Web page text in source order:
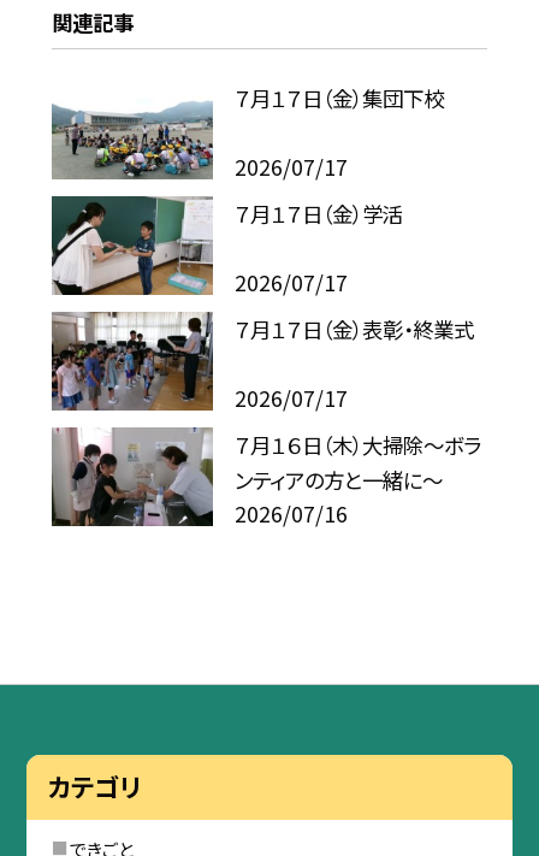
関連記事
７月１７日（金）集団下校
2026/07/17
７月１７日（金）学活
2026/07/17
７月１７日（金）表彰・終業式
2026/07/17
７月１６日（木）大掃除～ボラ
ンティアの方と一緒に～
2026/07/16
カテゴリ
できごと